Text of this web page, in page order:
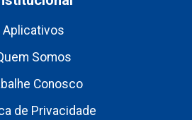
Aplicativos
Somos
Conosco
de Privacidade